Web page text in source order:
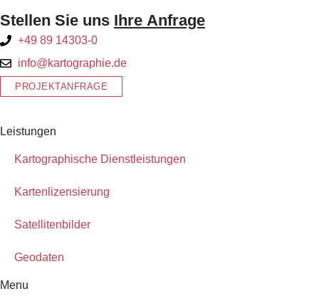
Stellen Sie uns Ihre Anfrage
+49 89 14303-0
info@kartographie.de
PROJEKTANFRAGE
Leistungen
Kartographische Dienstleistungen
Kartenlizensierung
Satellitenbilder
Geodaten
Menu